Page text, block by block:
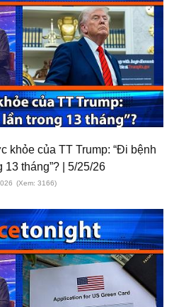
khỏe của TT Trump: “Đi bệnh
13 tháng”? | 5/25/26
(Xem: 3166)